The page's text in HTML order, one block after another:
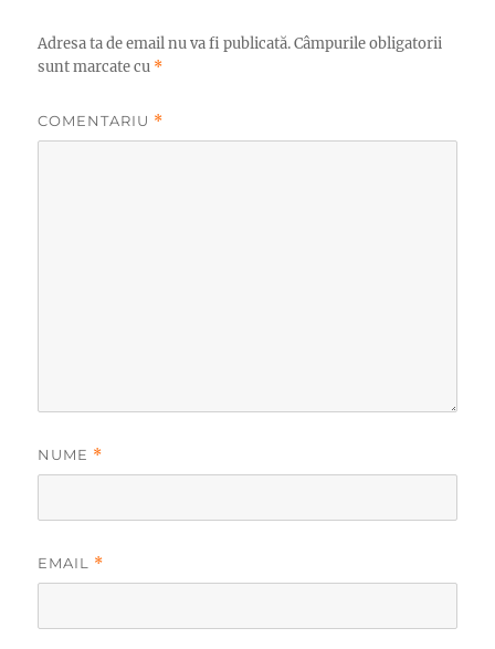
Adresa ta de email nu va fi publicată. Câmpurile obligatorii
sunt marcate cu *
COMENTARIU *
NUME *
EMAIL *